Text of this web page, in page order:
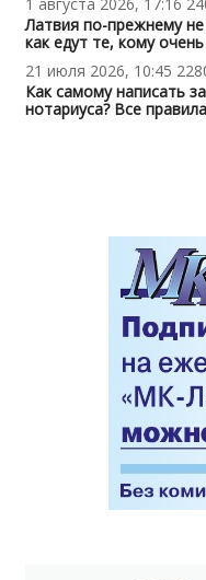
1 августа 2026, 17:16
Латвия по-прежнему
как едут те, кому
21 июля 2026, 10:45
Как самому написать
нотариуса? Все